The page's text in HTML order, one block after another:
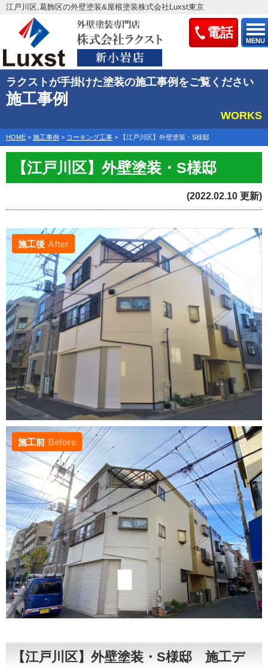
電話
MENU
江戸川区,葛飾区の外壁塗装&屋根塗装株式会社Luxst東京
ラクストが手掛けた塗装の施工事例をご覧ください
施工事例
WORKS
HOME > 施工事例 > コーキング工事 > 【江戸川区】外壁塗装・S様邸
【江戸川区】外壁塗装・S様邸
(2022.02.10 更新)
施工後 After
施工前 Before
【江戸川区】外壁塗装・S様邸 施工デ